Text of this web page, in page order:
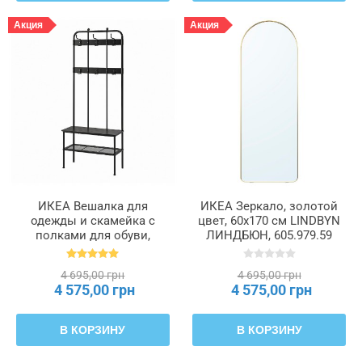
Акция
ИКЕА Вешалка для
одежды и скамейка с
полками для обуви,
черный, 190 x 35 x 79 см
4 695,00 грн
4 575,00 грн
В КОРЗИНУ
Акция
ИКЕА Зеркало, золотой
цвет, 60x170 см LINDBYN
ЛИНДБЮН, 605.979.59
4 695,00 грн
4 575,00 грн
В КОРЗИНУ